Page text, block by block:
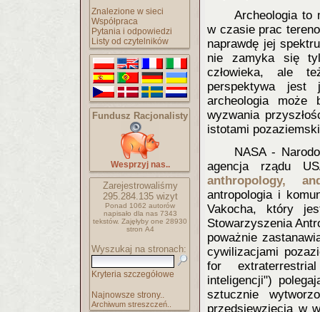
Znalezione w sieci
Współpraca
Pytania i odpowiedzi
Listy od czytelników
Fundusz Racjonalisty
Wesprzyj nas..
Zarejestrowaliśmy
295.284.135wizyt
Ponad 1062 autorów
napisało dla nas 7343
tekstów. Zajęłyby one 28930
stron A4
Wyszukaj na stronach:
Kryteria szczegółowe
Najnowsze strony..
Archiwum streszczeń..
Archeologia to
w czasie prac
naprawdę jej
nie zamyka się
człowieka, ale
perspektywa jest
archeologia może
wyzwania
istotami
NASA -
agencja rządu
anthropology,
antropologia i
Vakocha, który
Stowarzyszenia
poważnie
cywilizacjami
for
inteligencji")
sztucznie
przedsięwzięcia w